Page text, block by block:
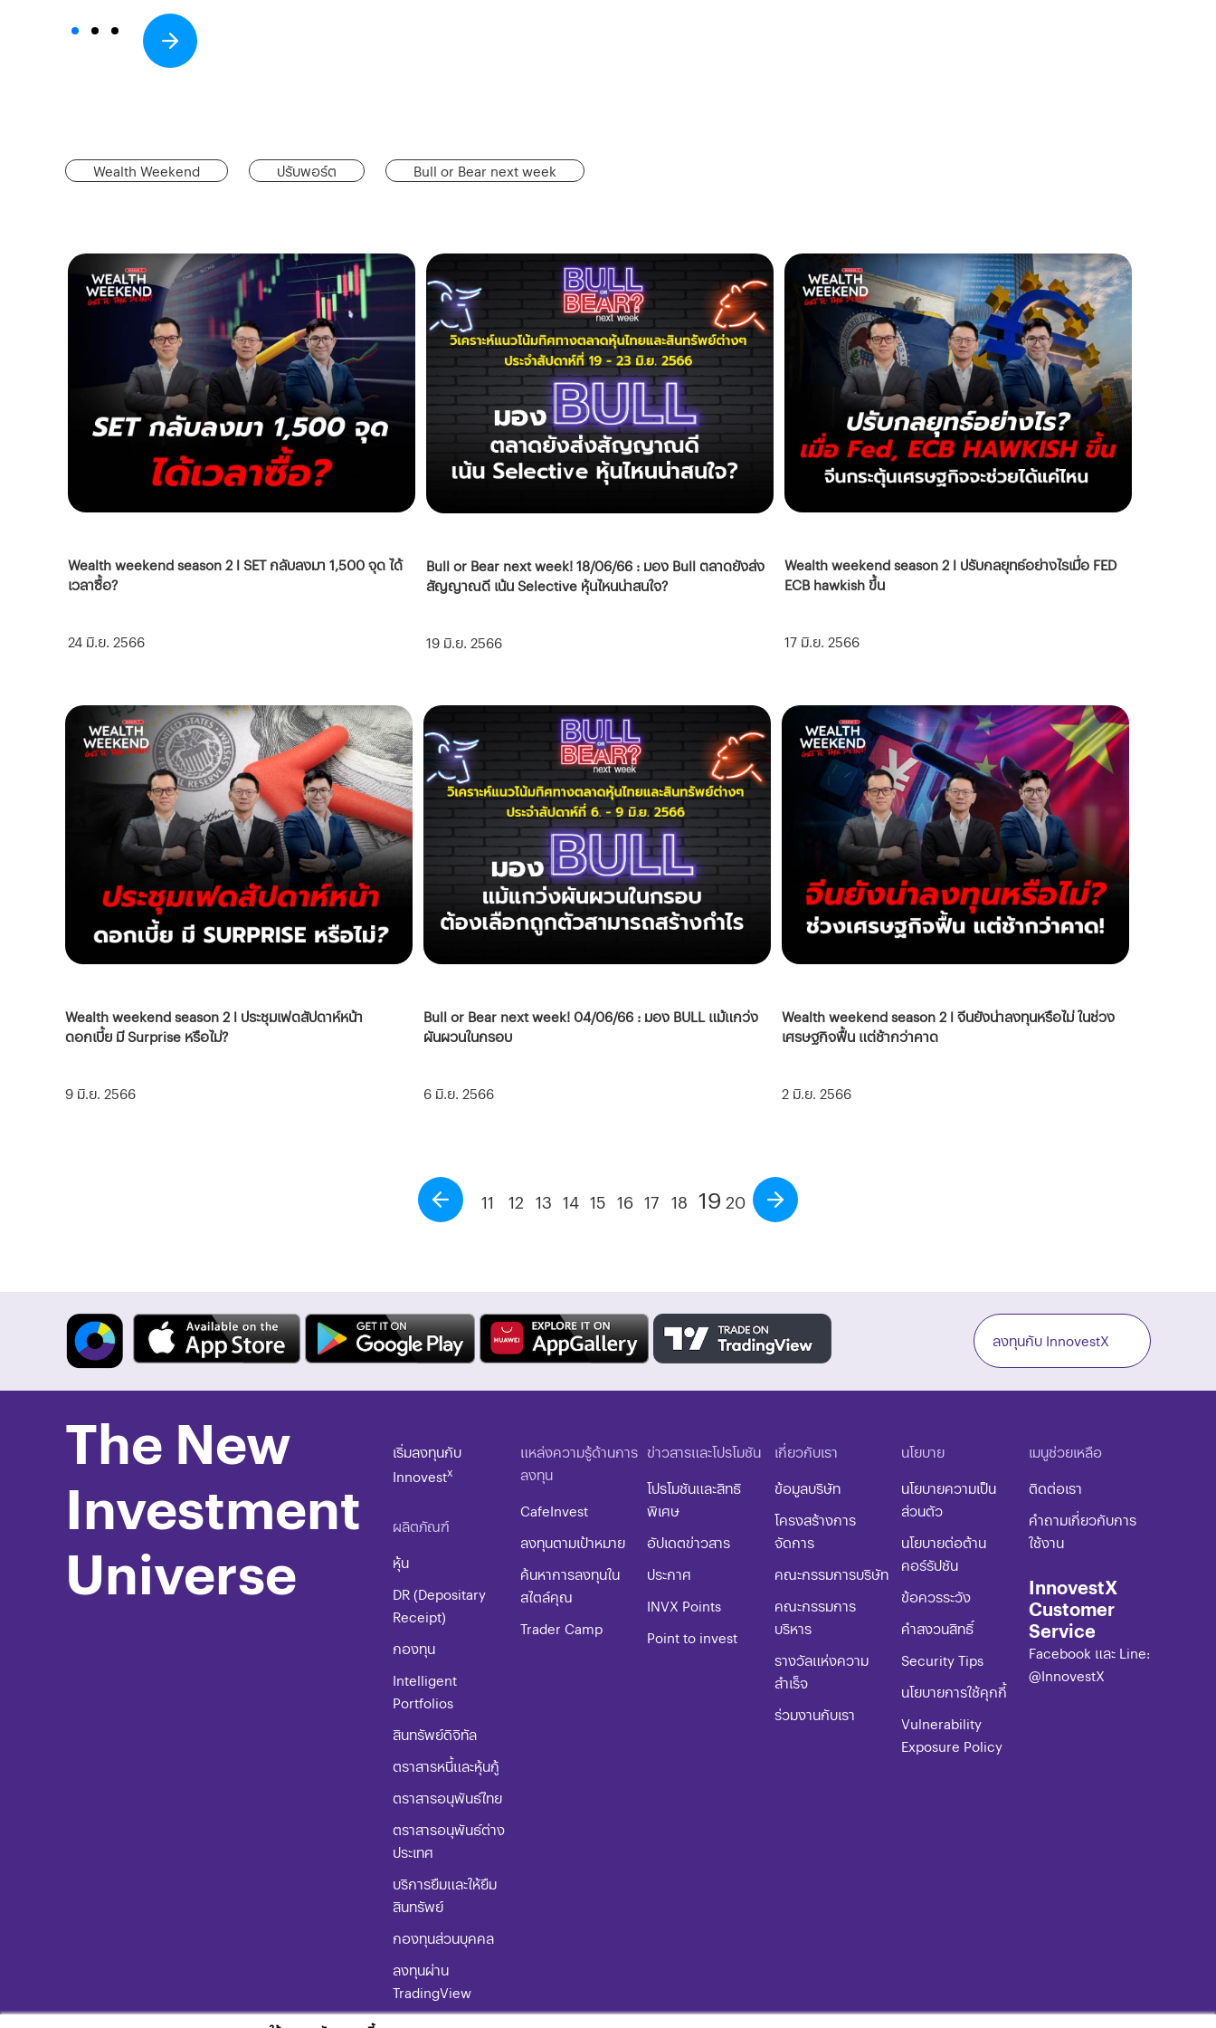
Wealth Weekend ปรับพอร์ต Bull or Bear next week
Wealth weekend season 2 l SET กลับลงมา 1,500 จุด ได้
เวลาซื้อ?
24 มิ.ย. 2566
Bull or Bear next week! 18/06/66 : มอง Bull ตลาดยังส่ง
สัญญาณดี เน้น Selective หุ้นไหนน่าสนใจ?
19 มิ.ย. 2566
Wealth weekend season 2 l ปรับกลยุทธ์อย่างไรเมื่อ FED
ECB hawkish ขึ้น
17 มิ.ย. 2566
Wealth weekend season 2 l ประชุมเฟดสัปดาห์หน้า
ดอกเบี้ย มี Surprise หรือไม่?
9 มิ.ย. 2566
Bull or Bear next week! 04/06/66 : มอง BULL แม้แกว่ง
ผันผวนในกรอบ
6 มิ.ย. 2566
Wealth weekend season 2 l จีนยังน่าลงทุนหรือไม่ ในช่วง
เศรษฐกิจฟื้น แต่ช้ากว่าคาด
2 มิ.ย. 2566
11 12 13 14 15 16 17 18 19 20
ลงทุนกับ InnovestX
The New
Investment
Universe
เริ่มลงทุนกับ
Innovestx
ผลิตภัณฑ์
หุ้น
DR (Depositary
Receipt)
กองทุน
Intelligent
Portfolios
สินทรัพย์ดิจิทัล
ตราสารหนี้และหุ้นกู้
ตราสารอนุพันธ์ไทย
ตราสารอนุพันธ์ต่าง
ประเทศ
บริการยืมและให้ยืม
สินทรัพย์
กองทุนส่วนบุคคล
ลงทุนผ่าน
TradingView
แหล่งความรู้ด้านการ
ลงทุน
CafeInvest
ลงทุนตามเป้าหมาย
ค้นหาการลงทุนใน
สไตล์คุณ
Trader Camp
ข่าวสารและโปรโมชัน
โปรโมชันและสิทธิ
พิเศษ
อัปเดตข่าวสาร
ประกาศ
INVX Points
Point to invest
เกี่ยวกับเรา
ข้อมูลบริษัท
โครงสร้างการ
จัดการ
คณะกรรมการบริษัท
คณะกรรมการ
บริหาร
รางวัลแห่งความ
สำเร็จ
ร่วมงานกับเรา
นโยบาย​
นโยบายความเป็น
ส่วนตัว
นโยบายต่อต้าน
คอร์รัปชัน​
ข้อควรระวัง​
​คำสงวนสิทธิ์
​​​Security Tips
​​​นโยบายการใช้คุกกี้
Vulnerability
Exposure Policy
เมนูช่วยเหลือ
ติดต่อเรา
คำถามเกี่ยวกับการ
ใช้งาน
InnovestX
Customer
Service
Facebook และ Line:
@InnovestX